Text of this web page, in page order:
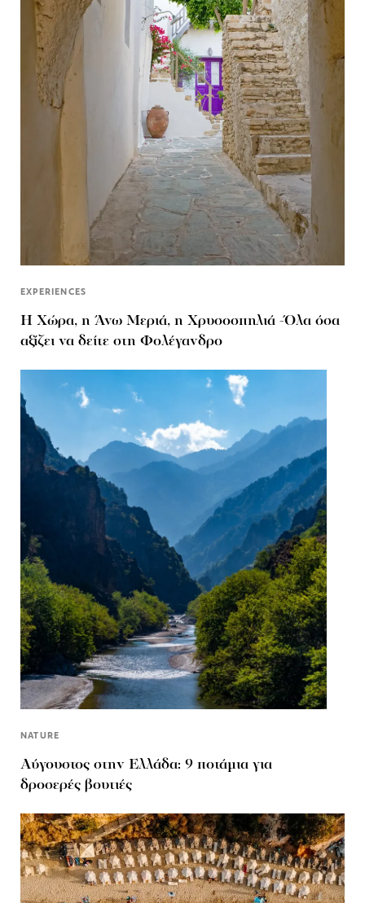
EXPERIENCES
Η Χώρα, η Άνω Μεριά, η Χρυσοσπηλιά -Όλα όσα
αξίζει να δείτε στη Φολέγανδρο
NATURE
Αύγουστος στην Ελλάδα: 9 ποτάμια για
δροσερές βουτιές